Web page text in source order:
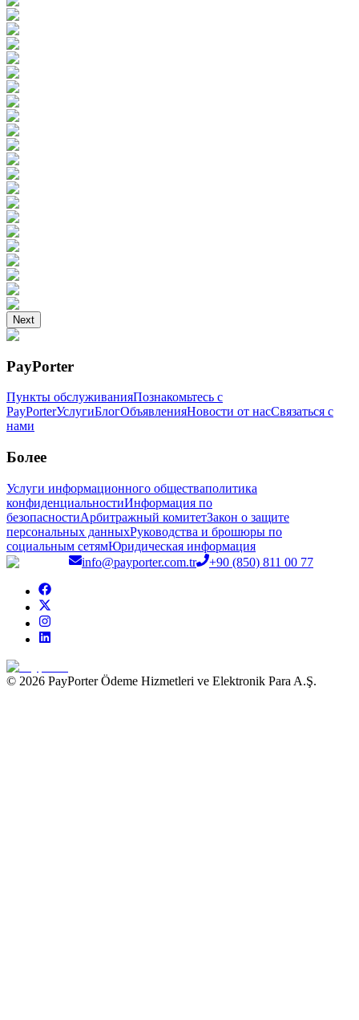
Next
PayPorter
Пункты обслуживанияПознакомьтесь с
PayPorterУслугиБлогОбъявленияНовости от насСвязаться с
нами
Более
Услуги информационного обществаполитика
конфиденциальностиИнформация по
безопасностиАрбитражный комитетЗакон о защите
персональных данныхРуководства и брошюры по
социальным сетямЮридическая информация
info@payporter.com.tr
+90 (850) 811 00 77
© 2026 PayPorter Ödeme Hizmetleri ve Elektronik Para A.Ş.